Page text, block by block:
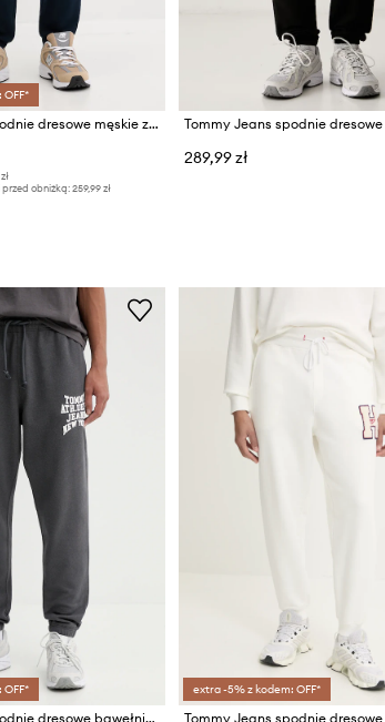
Tommy Jeans spodnie dresowe męskie z bawełną
przed obniżką: 259,99 zł
289,99 zł
Tommy Jeans spodnie dresowe bawełniane
extra -5% z kodem: OFF*